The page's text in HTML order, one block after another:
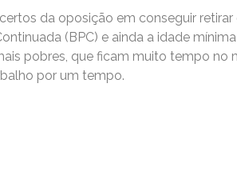
da oposição em conseguir
(BPC) e ainda a idade
pobres, que ficam muito tempo no
por um tempo.